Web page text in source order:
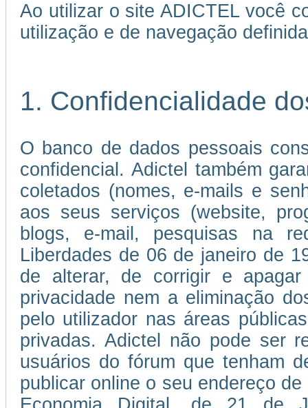
Ao utilizar o site ADICTEL você
utilização e de navegação
1. Confidencialidade
O banco de dados pessoais
confidencial. Adictel também
coletados (nomes, e-mails e
aos seus serviços (website,
blogs, e-mail, pesquisas na
Liberdades de 06 de janeiro de
de alterar, de corrigir e
privacidade nem a eliminação
pelo utilizador nas áreas
privadas. Adictel não pode ser
usuários do fórum que tenham
publicar online o seu endereço